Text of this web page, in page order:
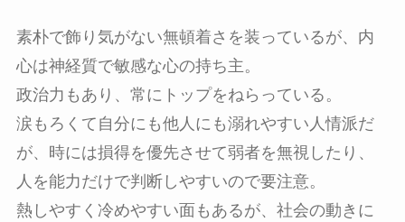
素朴で飾り気がない無頓着さを装っているが、内
心は神経質で敏感な心の持ち主。
政治力もあり、常にトップをねらっている。
涙もろくて自分にも他人にも溺れやすい人情派だ
が、時には損得を優先させて弱者を無視したり、
人を能力だけで判断しやすいので要注意。
熱しやすく冷めやすい面もあるが、社会の動きに